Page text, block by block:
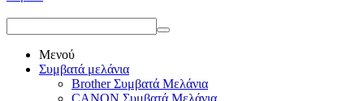
Μενού
Συμβατά μελάνια
Brother Συμβατά Μελάνια
CANON Συμβατά Μελάνια